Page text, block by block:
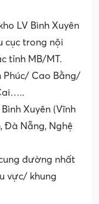
LV Bình Xuyên
cục trong nội
tỉnh MB/MT.
Phúc/ Cao Bằng/
Xuyên (Vĩnh
Đà Nẵng, Nghệ
đường nhất
vực/ khung